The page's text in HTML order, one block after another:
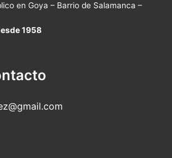
en Goya – Barrio de Salamanca –
1958